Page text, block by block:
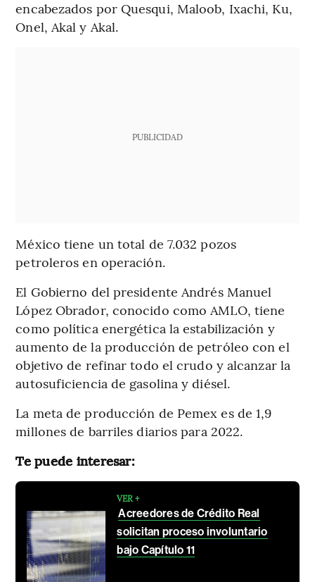
encabezados por Quesqui, Maloob, Ixachi, Ku,
Onel, Akal y Akal.
PUBLICIDAD
México tiene un total de 7.032 pozos
petroleros en operación.
El Gobierno del presidente Andrés Manuel
López Obrador, conocido como AMLO, tiene
como política energética la estabilización y
aumento de la producción de petróleo con el
objetivo de refinar todo el crudo y alcanzar la
autosuficiencia de gasolina y diésel.
La meta de producción de Pemex es de 1,9
millones de barriles diarios para 2022.
Te puede interesar:
VER +
Acreedores de Crédito Real
solicitan proceso involuntario
bajo Capítulo 11